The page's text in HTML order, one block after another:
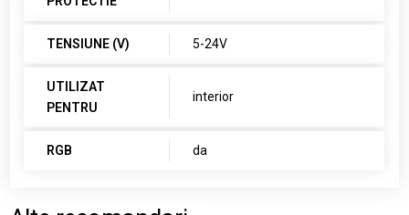
TENSIUNE (V) 5-24V
UTILIZAT
PENTRU
interior
RGB da